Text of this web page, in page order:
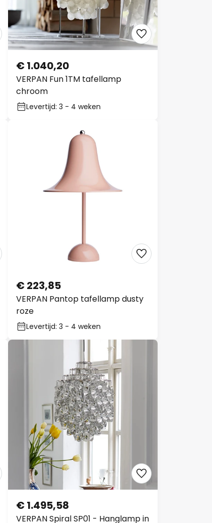
VERPAN Fun 1TM tafellamp
chroom
€ 1.040,20
Levertijd: 3 - 4 weken
VERPAN Pantop tafellamp dusty
roze
€ 223,85
Levertijd: 3 - 4 weken
VERPAN Spiral SP01 - Hanglamp in
€ 1.495,58